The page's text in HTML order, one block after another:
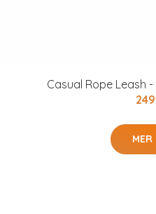
Casual Rope Leash
MER